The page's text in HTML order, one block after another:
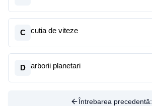
C cutia de viteze
D arborii planetari
Întrebarea precedentă: